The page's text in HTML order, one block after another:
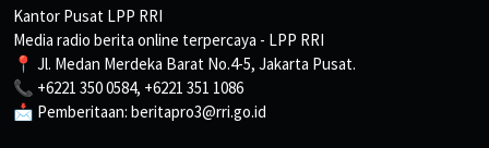
Kantor Pusat LPP RRI
Media radio berita online terpercaya - LPP RRI
📍 Jl. Medan Merdeka Barat No.4-5, Jakarta Pusat.
📞 +6221 350 0584, +6221 351 1086
📩 Pemberitaan: beritapro3@rri.go.id